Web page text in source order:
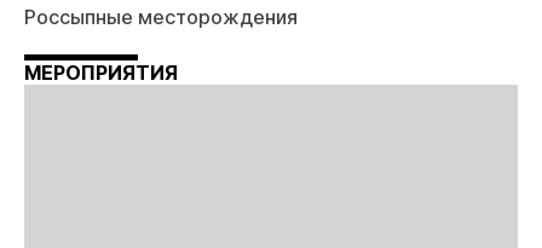
Россыпные месторождения
МЕРОПРИЯТИЯ